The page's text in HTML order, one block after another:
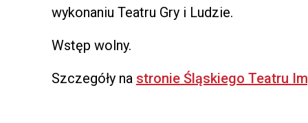
wykonaniu Teatru Gry i Ludzie.
Wstęp wolny.
Szczegóły na stronie Śląskiego Teatru